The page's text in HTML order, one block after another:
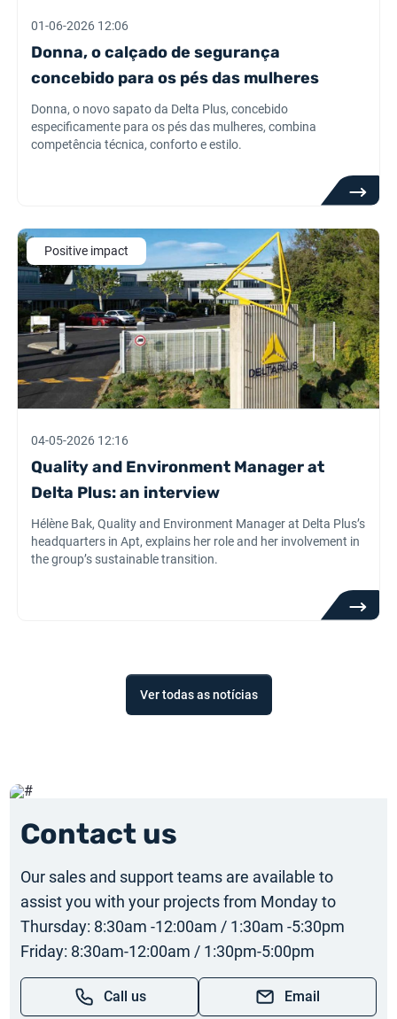
01-06-2026 12:06
Donna, o calçado de segurança
concebido para os pés das mulheres
Donna, o novo sapato da Delta Plus, concebido
especificamente para os pés das mulheres, combina
competência técnica, conforto e estilo.
Positive impact
04-05-2026 12:16
Quality and Environment Manager at
Delta Plus: an interview
Hélène Bak, Quality and Environment Manager at Delta Plus’s
headquarters in Apt, explains her role and her involvement in
the group’s sustainable transition.
Ver todas as notícias
Contact us
Our sales and support teams are available to
assist you with your projects from Monday to
Thursday: 8:30am -12:00am / 1:30am -5:30pm
Friday: 8:30am-12:00am / 1:30pm-5:00pm
Call us Email